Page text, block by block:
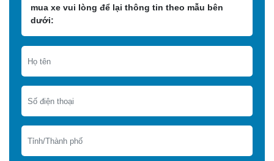
mua xe vui lòng để lại thông tin theo mẫu bên
dưới: